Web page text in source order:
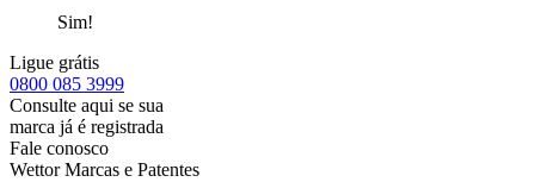
Sim!
Ligue grátis
0800 085 3999
Consulte aqui se sua
marca já é registrada
Fale conosco
Wettor Marcas e Patentes